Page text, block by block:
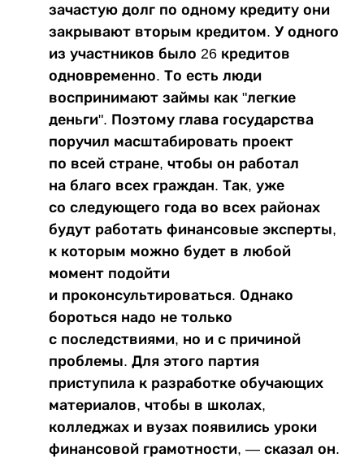
зачастую долг по одному кредиту они
закрывают вторым кредитом. У одного
из участников было 26 кредитов
одновременно. То есть люди
воспринимают займы как "легкие
деньги". Поэтому глава государства
поручил масштабировать проект
по всей стране, чтобы он работал
на благо всех граждан. Так, уже
со следующего года во всех районах
будут работать финансовые эксперты,
к которым можно будет в любой
момент подойти
и проконсультироваться. Однако
бороться надо не только
с последствиями, но и с причиной
проблемы. Для этого партия
приступила к разработке обучающих
материалов, чтобы в школах,
колледжах и вузах появились уроки
финансовой грамотности, — сказал он.